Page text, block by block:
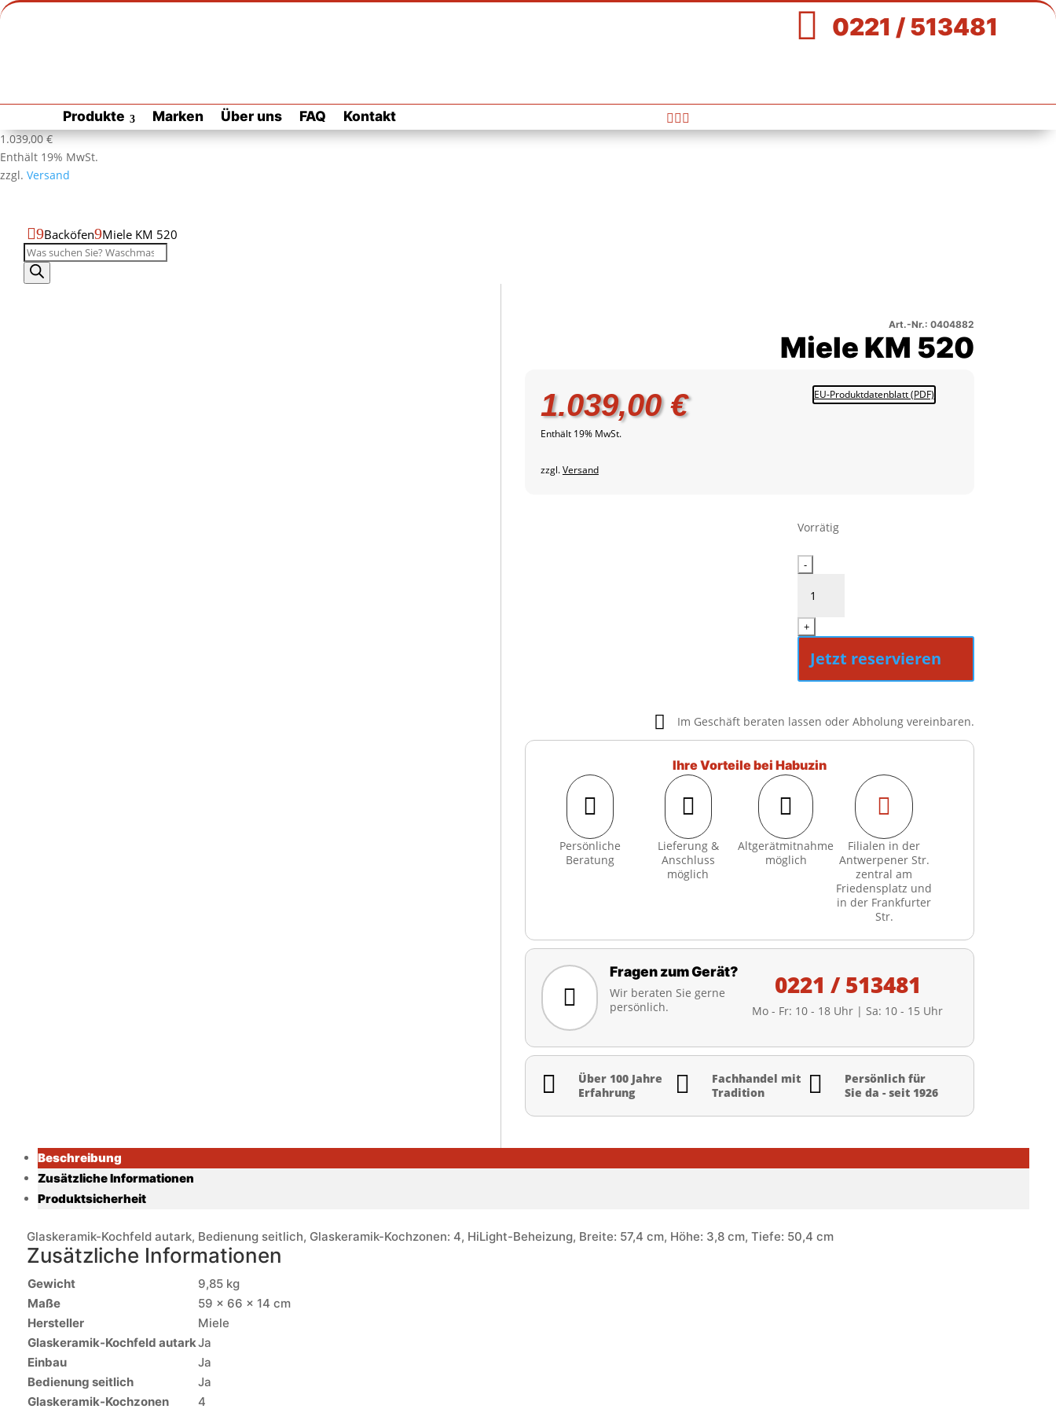
 0221 / 513481
Zur
Habuzin
Startseite
Produkte Marken Über uns FAQ Kontakt   
Produktdatenblatt
als
PDF
Produktseite
drucken
1.039,00€
Enthält 19% MwSt.
zzgl. Versand
9Backöfen9Miele KM 520
Produktsuche
Art.-Nr.: 0404882
Miele KM 520
1.039,00€
Enthält 19% MwSt.
zzgl.Versand
EU-Produktdatenblatt (PDF)
Vorrätig
Miele
520
Menge
-
+
Jetzt reservieren
 Im Geschäft beraten lassen oder Abholung vereinbaren.
Ihre Vorteile bei Habuzin

Persönliche
Beratung

Lieferung &
Anschluss
möglich

Altgerätmitnahme
möglich

Filialen in der
Antwerpener Str.
zentral am
Friedensplatz und
in der Frankfurter
Str.

Fragen zum Gerät?
Wir beraten Sie gerne
persönlich.
0221 / 513481
Mo - Fr: 10 - 18 Uhr | Sa: 10 - 15 Uhr

Über 100 Jahre
Erfahrung

Fachhandel mit
Tradition

Persönlich für
Sie da - seit 1926
Beschreibung
Zusätzliche Informationen
Produktsicherheit
Glaskeramik-Kochfeld autark, Bedienung seitlich, Glaskeramik-Kochzonen: 4, HiLight-Beheizung, Breite: 57,4 cm, Höhe: 3,8 cm, Tiefe: 50,4 cm
Zusätzliche Informationen
Gewicht
9,85 kg
Maße
59 × 66 × 14 cm
Hersteller
Miele
Glaskeramik-Kochfeld autarkJa
Einbau
Ja
Bedienung seitlich
Ja
Glaskeramik-Kochzonen
4